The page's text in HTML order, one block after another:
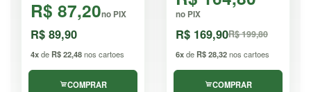
R$ 87,20no PIX
R$ 89,90
4xde R$ 22,48nos cartoes
COMPRAR
no PIX
R$ 169,90R$ 199,80
6xde R$ 28,32nos cartoes
COMPRAR